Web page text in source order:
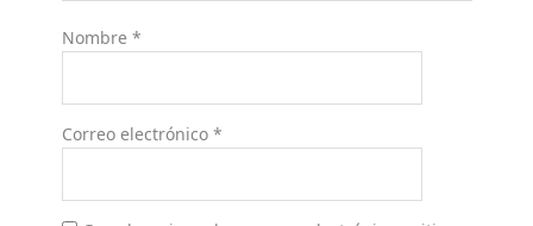
Nombre *
Correo electrónico *